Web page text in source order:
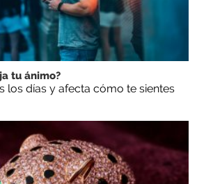
tu ánimo?
los días y afecta cómo te sientes